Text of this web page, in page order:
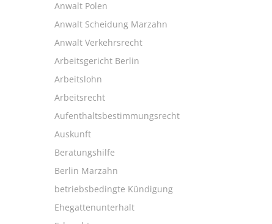
Anwalt Polen
Anwalt Scheidung Marzahn
Anwalt Verkehrsrecht
Arbeitsgericht Berlin
Arbeitslohn
Arbeitsrecht
Aufenthaltsbestimmungsrecht
Auskunft
Beratungshilfe
Berlin Marzahn
betriebsbedingte Kündigung
Ehegattenunterhalt